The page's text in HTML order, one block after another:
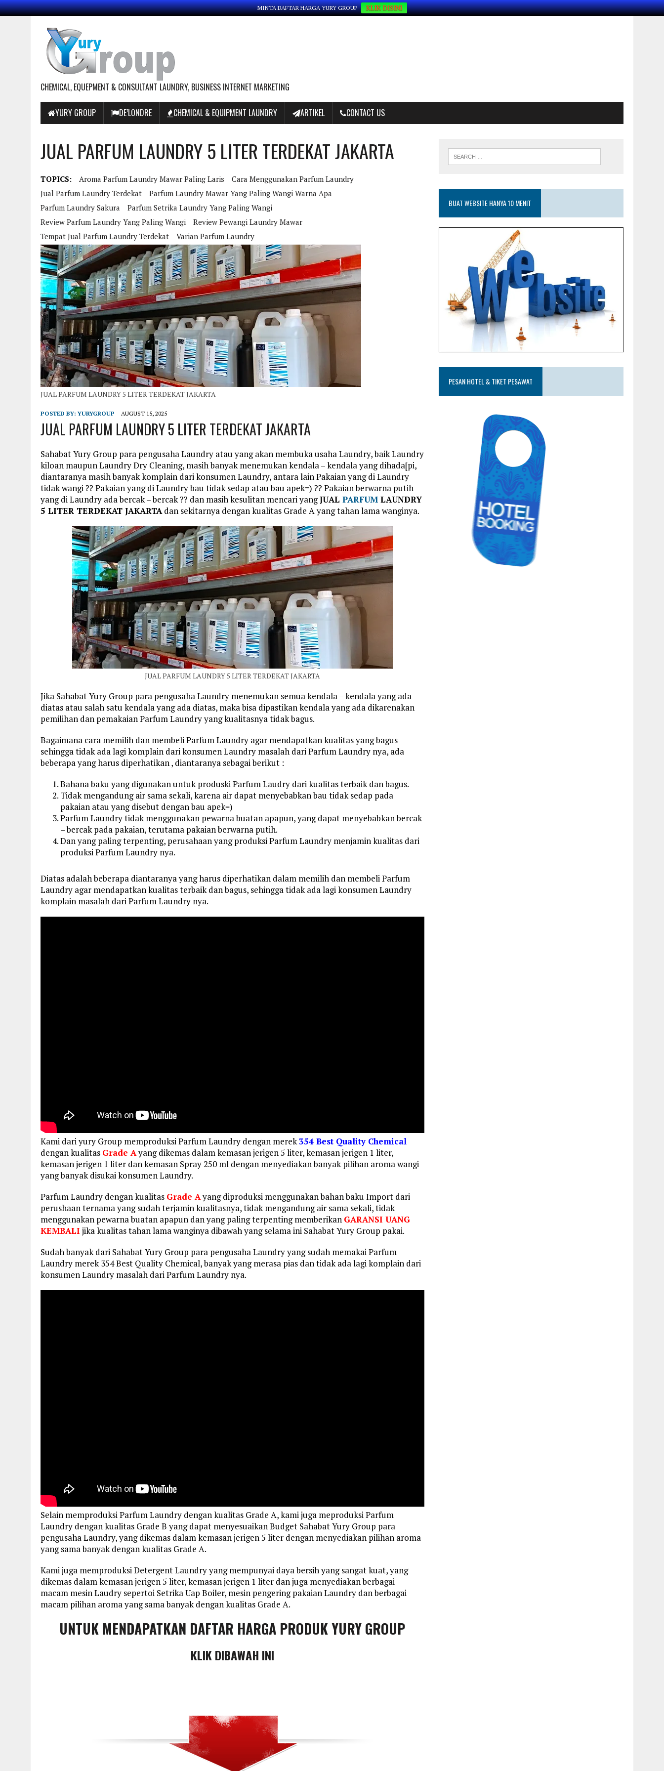
MINTA DAFTAR HARGA YURY GROUP KLIK DISINI
CHEMICAL, EQUEPMENT & CONSULTANT LAUNDRY, BUSINESS INTERNET MARKETING
YURY GROUP DE’LONDRE CHEMICAL & EQUIPMENT LAUNDRY ARTIKEL CONTACT US
JUAL PARFUM LAUNDRY 5 LITER TERDEKAT JAKARTA
TOPICS: Aroma Parfum Laundry Mawar Paling Laris
Cara Menggunakan Parfum Laundry
Jual Parfum Laundry Terdekat
Parfum Laundry Mawar Yang Paling Wangi Warna Apa
Parfum Laundry Sakura
Parfum Setrika Laundry Yang Paling Wangi
Review Parfum Laundry Yang Paling Wangi
Review Pewangi Laundry Mawar
Tempat Jual Parfum Laundry Terdekat
Varian Parfum Laundry
JUAL PARFUM LAUNDRY 5 LITER TERDEKAT JAKARTA
POSTED BY:YURYGROUP AUGUST 15, 2025
JUAL PARFUM LAUNDRY 5 LITER TERDEKAT JAKARTA
Sahabat Yury Group para pengusaha Laundry atau yang akan membuka usaha Laundry, baik Laundry
kiloan maupun Laundry Dry Cleaning, masih banyak menemukan kendala – kendala yang dihada[pi,
diantaranya masih banyak komplain dari konsumen Laundry, antara lain Pakaian yang di Laundry
tidak wangi ?? Pakaian yang di Laundry bau tidak sedap atau bau apek=) ?? Pakaian berwarna putih
yang di Laundry ada bercak – bercak ?? dan masih kesulitan mencari yangJUAL PARFUM LAUNDRY
5 LITER TERDEKAT JAKARTAdan sekitarnya dengan kualitas Grade A yang tahan lama wanginya.
JUAL PARFUM LAUNDRY 5 LITER TERDEKAT JAKARTA
Jika Sahabat Yury Group para pengusaha Laundry menemukan semua kendala – kendala yang ada
diatas atau salah satu kendala yang ada diatas, maka bisa dipastikan kendala yang ada dikarenakan
pemilihan dan pemakaian Parfum Laundry yang kualitasnya tidak bagus.
Bagaimana cara memilih dan membeli Parfum Laundry agar mendapatkan kualitas yang bagus
sehingga tidak ada lagi komplain dari konsumen Laundry masalah dari Parfum Laundry nya, ada
beberapa yang harus diperhatikan , diantaranya sebagai berikut :
Bahana baku yang digunakan untuk produski Parfum Laudry dari kualitas terbaik dan bagus.
Tidak mengandung air sama sekali, karena air dapat menyebabkan bau tidak sedap pada
pakaian atau yang disebut dengan bau apek=)
Parfum Laundry tidak menggunakan pewarna buatan apapun, yang dapat menyebabkan bercak
– bercak pada pakaian, terutama pakaian berwarna putih.
Dan yang paling terpenting, perusahaan yang produksi Parfum Laundry menjamin kualitas dari
produksi Parfum Laundry nya.
Diatas adalah beberapa diantaranya yang harus diperhatikan dalam memilih dan membeli Parfum
Laundry agar mendapatkan kualitas terbaik dan bagus, sehingga tidak ada lagi konsumen Laundry
komplain masalah dari Parfum Laundry nya.
Kami dari yury Group memproduksi Parfum Laundry dengan merek354 Best Quality Chemical
dengan kualitas Grade Ayang dikemas dalam kemasan jerigen 5 liter, kemasan jerigen 1 liter,
kemasan jerigen 1 liter dan kemasan Spray 250 ml dengan menyediakan banyak pilihan aroma wangi
yang banyak disukai konsumen Laundry.
Parfum Laundry dengan kualitas Grade Ayang diproduksi menggunakan bahan baku Import dari
perushaan ternama yang sudah terjamin kualitasnya, tidak mengandung air sama sekali, tidak
menggunakan pewarna buatan apapun dan yang paling terpenting memberikan GARANSI UANG
KEMBALI jika kualitas tahan lama wanginya dibawah yang selama ini Sahabat Yury Group pakai.
Sudah banyak dari Sahabat Yury Group para pengusaha Laundry yang sudah memakai Parfum
Laundry merek 354 Best Quality Chemical, banyak yang merasa pias dan tidak ada lagi komplain dari
konsumen Laundry masalah dari Parfum Laundry nya.
Selain memproduksi Parfum Laundry dengan kualitas Grade A, kami juga meproduksi Parfum
Laundry dengan kualitas Grade B yang dapat menyesuaikan Budget Sahabat Yury Group para
pengusaha Laundry, yang dikemas dalam kemasan jerigen 5 liter dengan menyediakan pilihan aroma
yang sama banyak dengan kualitas Grade A.
Kami juga memproduksi Detergent Laundry yang mempunyai daya bersih yang sangat kuat, yang
dikemas dalam kemasan jerigen 5 liter, kemasan jerigen 1 liter dan juga menyediakan berbagai
macam mesin Laudry sepertoi Setrika Uap Boiler, mesin pengering pakaian Laundry dan berbagai
macam pilihan aroma yang sama banyak dengan kualitas Grade A.
UNTUK MENDAPATKAN DAFTAR HARGA PRODUK YURY GROUP
KLIK DIBAWAH INI
BUAT WEBSITE HANYA 10 MENIT
PESAN HOTEL & TIKET PESAWAT